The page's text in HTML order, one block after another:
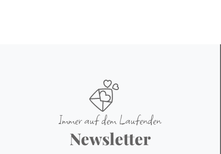
Immer auf dem Laufenden
Newsletter